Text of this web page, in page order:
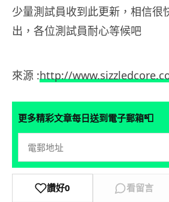
少量測試員收到此更新，相信很
出，各位測試員耐心等候吧
來源 :http://
更多精彩文章每日送到電子郵箱📮
讚好0 看留言